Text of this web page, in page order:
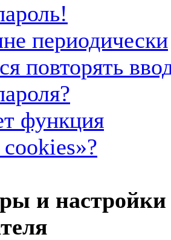
периодически
повторять
функция
и настройки